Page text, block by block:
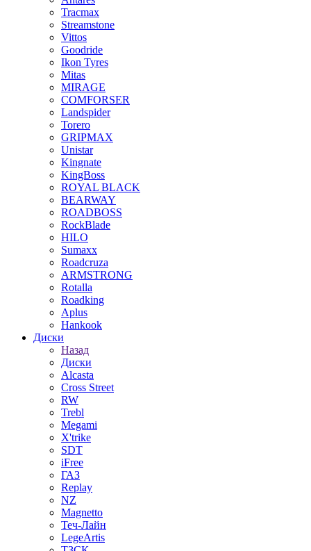
Tracmax
Streamstone
Vittos
Goodride
Ikon Tyres
Mitas
MIRAGE
COMFORSER
Landspider
Torero
GRIPMAX
Unistar
Kingnate
KingBoss
ROYAL BLACK
BEARWAY
ROADBOSS
RockBlade
HILO
Sumaxx
Roadcruza
ARMSTRONG
Rotalla
Roadking
Aplus
Hankook
Диски
Назад
Диски
Alcasta
Cross Street
RW
Trebl
Megami
X'trike
SDT
iFree
ГАЗ
Replay
NZ
Magnetto
Теч-Лайн
LegeArtis